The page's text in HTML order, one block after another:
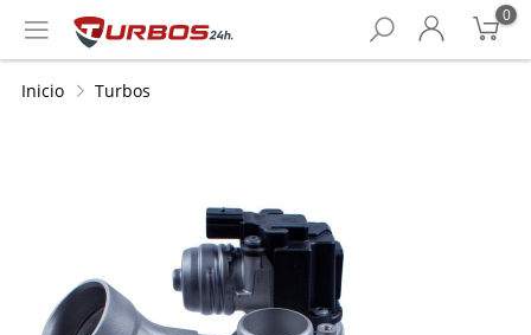
0
Inicio Turbos